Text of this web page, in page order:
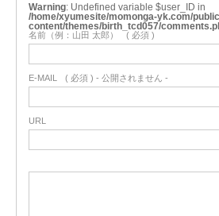
Warning : Undefined variable $user_ID in
/home/xyumesite/momonga-yk.com/
content/themes/birth_tcd057/
名前（例：山田 太郎） ( 必須 )
E-MAIL ( 必須 ) - 公開されません -
URL